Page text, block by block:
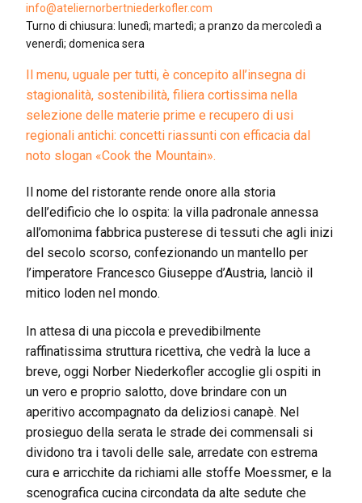
info@ateliernorbertniederkofler.com
Turno di chiusura: lunedì; martedì; a pranzo da mercoledì a
venerdì; domenica sera
Il menu, uguale per tutti, è concepito all’insegna di
stagionalità, sostenibilità, filiera cortissima nella
selezione delle materie prime e recupero di usi
regionali antichi: concetti riassunti con efficacia dal
noto slogan «Cook the Mountain».
Il nome del ristorante rende onore alla storia
dell’edificio che lo ospita: la villa padronale annessa
all’omonima fabbrica pusterese di tessuti che agli inizi
del secolo scorso, confezionando un mantello per
l’imperatore Francesco Giuseppe d’Austria, lanciò il
mitico loden nel mondo.
In attesa di una piccola e prevedibilmente
raffinatissima struttura ricettiva, che vedrà la luce a
breve, oggi Norber Niederkofler accoglie gli ospiti in
un vero e proprio salotto, dove brindare con un
aperitivo accompagnato da deliziosi canapè. Nel
prosieguo della serata le strade dei commensali si
dividono tra i tavoli delle sale, arredate con estrema
cura e arricchite da richiami alle stoffe Moessmer, e la
scenografica cucina circondata da alte sedute che